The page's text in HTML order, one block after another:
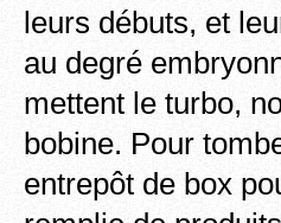
leurs débuts, et
au degré
mettent le turbo,
bobine. Pour
entrepôt de box